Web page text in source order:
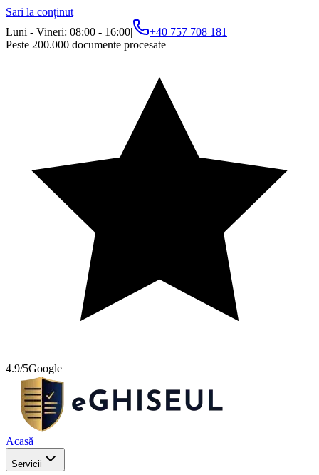
Sari la conținut
Luni - Vineri: 08:00 - 16:00|
+40 757 708 181
Peste 200.000 documente procesate
4.9/5Google
Acasă
Servicii